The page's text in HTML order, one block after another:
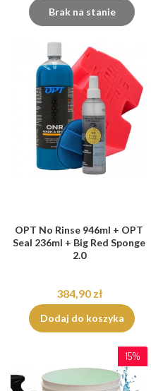
Brak na stanie
OPT No Rinse 946ml + OPT
Seal 236ml + Big Red Sponge
2.0
384,90 zł
Dodaj do koszyka
15%